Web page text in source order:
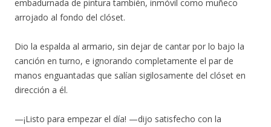
embadurnada de pintura también, inmóvil como muñeco
arrojado al fondo del clóset.
Dio la espalda al armario, sin dejar de cantar por lo bajo la
canción en turno, e ignorando completamente el par de
manos enguantadas que salían sigilosamente del clóset en
dirección a él.
—¡Listo para empezar el día! —dijo satisfecho con la